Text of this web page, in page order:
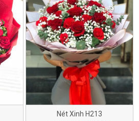
Nét Xinh H213